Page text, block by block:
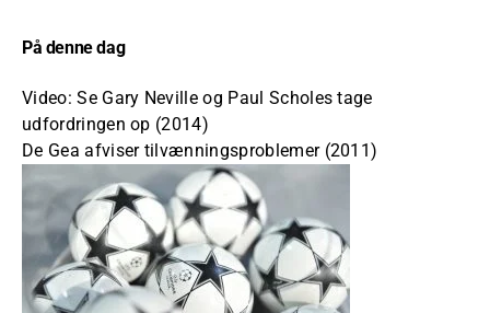
På denne dag
Video: Se Gary Neville og Paul Scholes tage
udfordringen op (2014)
De Gea afviser tilvænningsproblemer (2011)